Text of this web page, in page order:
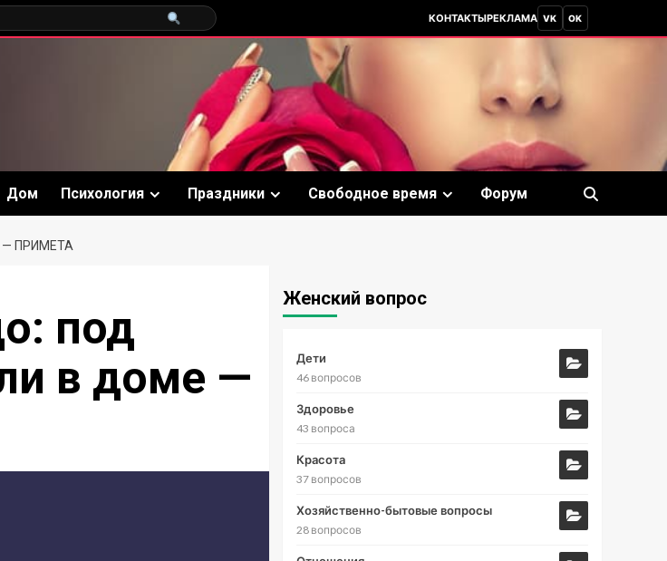
КОНТАКТЫРЕКЛАМА VK OK
Дом Психология Праздники Свободное время Форум
ПРИМЕТА
под
в доме —
Женский вопрос
Дети
46 вопросов
Здоровье
43 вопроса
Красота
37 вопросов
Хозяйственно-бытовые вопросы
28 вопросов